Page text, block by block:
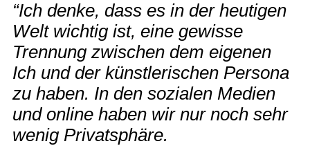
“Ich denke, dass es in der heutigen
Welt wichtig ist, eine gewisse
Trennung zwischen dem eigenen
Ich und der künstlerischen Persona
zu haben. In den sozialen Medien
und online haben wir nur noch sehr
wenig Privatsphäre.